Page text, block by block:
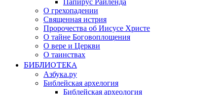
Папирус Райленда
О грехопадении
Священная истрия
Пророчества об Иисусе Христе
О тайне Боговоплощения
О вере и Церкви
О таинствах
БИБЛИОТЕКА
Азбука.ру
Библейская архелогия
Библейская археология